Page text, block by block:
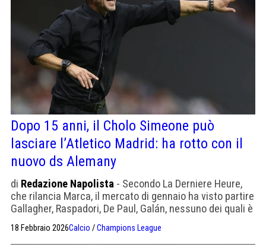
Dopo 15 anni, il Cholo Simeone può
lasciare l’Atletico Madrid: ha rotto con il
nuovo ds Alemany
di Redazione Napolista - Secondo La Derniere Heure,
che rilancia Marca, il mercato di gennaio ha visto partire
Gallagher, Raspadori, De Paul, Galán, nessuno dei quali è
18 Febbraio 2026Calcio /Champions League